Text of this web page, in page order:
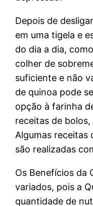
Depois de
em uma tigela e
do dia a dia,
colher de
suficiente e não
de quinoa pode
opção à farinha
receitas de
Algumas receitas
são realizadas
Os Benefícios da
variados, pois a
quantidade de